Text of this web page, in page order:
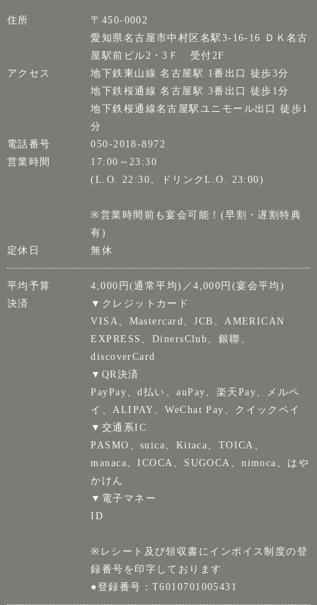
住所
〒450-0002
愛知県名古屋市中村区名駅3-16-16 ＤＫ名古
屋駅前ビル2・3Ｆ 受付2F
アクセス
地下鉄東山線 名古屋駅 1番出口 徒歩3分
地下鉄桜通線 名古屋駅 3番出口 徒歩1分
地下鉄桜通線名古屋駅ユニモール出口 徒歩1
分
電話番号
050-2018-8972
営業時間
17:00～23:30
(L.O. 22:30、ドリンクL.O. 23:00)
※営業時間前も宴会可能！(早割・遅割特典
有)
定休日
無休
平均予算
4,000円(通常平均)／4,000円(宴会平均)
決済
▼クレジットカード
VISA、Mastercard、JCB、AMERICAN
EXPRESS、DinersClub、銀聯、
discoverCard
▼QR決済
PayPay、d払い、auPay、楽天Pay、メルペ
イ、ALIPAY、WeChat Pay、クイックペイ
▼交通系IC
PASMO、suica、Kitaca、TOICA、
manaca、ICOCA、SUGOCA、nimoca、はや
かけん
▼電子マネー
ID
※レシート及び領収書にインボイス制度の登
録番号を印字しております
●登録番号：T6010701005431